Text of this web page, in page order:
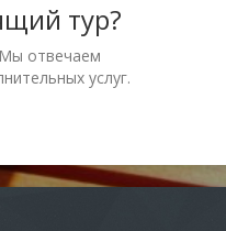
тур?
отвечаем
услуг.